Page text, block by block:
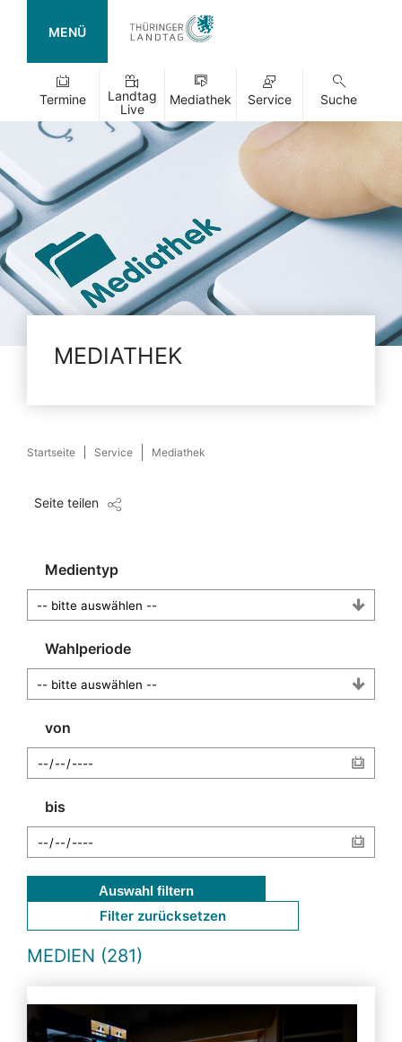
MENÜ
Termine
Landtag
Live
Mediathek Service Suche
MEDIATHEK
Startseite Service Mediathek
Seite teilen
Medientyp
Wahlperiode
von
bis
Auswahl filtern
Filter zurücksetzen
MEDIEN (281)